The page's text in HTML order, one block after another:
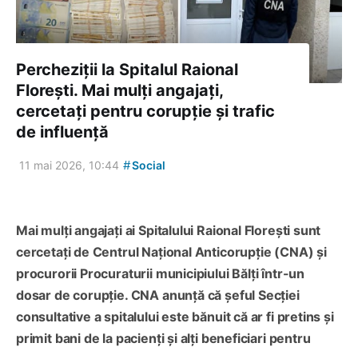
Percheziții la Spitalul Raional
Florești. Mai mulți angajați,
cercetați pentru corupție și trafic
de influență
11 mai 2026, 10:44 #Social
Mai mulți angajați ai Spitalului Raional Florești sunt
cercetați de Centrul Național Anticorupție (CNA) și
procurorii Procuraturii municipiului Bălți într-un
dosar de corupție. CNA anunță că șeful Secției
consultative a spitalului este bănuit că ar fi pretins și
primit bani de la pacienți și alți beneficiari pentru